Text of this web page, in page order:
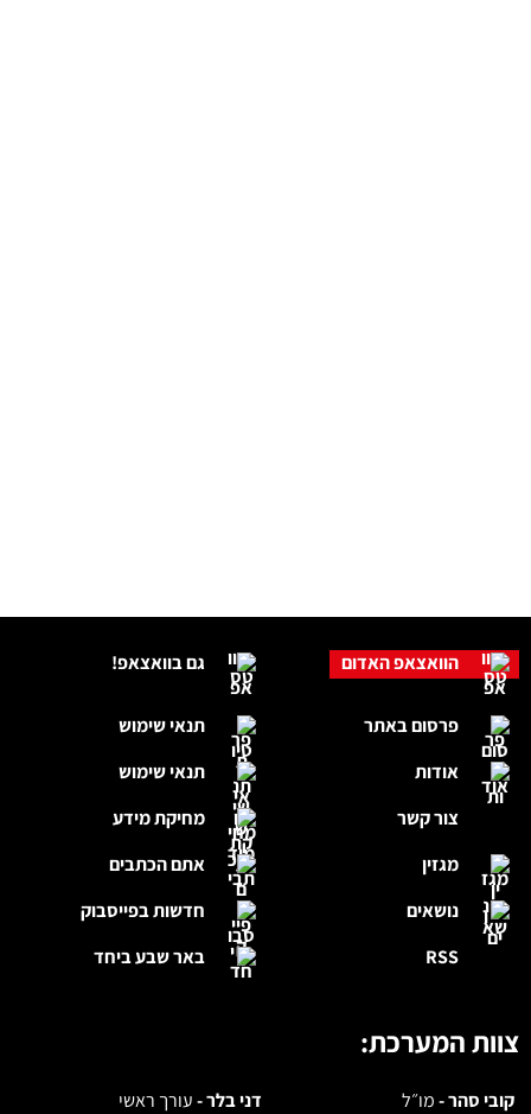
גם בוואצאפ!
תנאי שימוש
תנאי שימוש
מחיקת מידע
אתם הכתבים
חדשות בפייסבוק
באר שבע ביחד
הוואצאפ האדום
פרסום באתר
אודות
צור קשר
מגזין
נושאים
RSS
צוות המערכת:
קובי סהר -מו״ל דני בלר -עורך ראשי